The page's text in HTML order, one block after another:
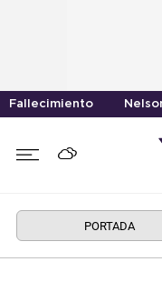
Fallecimiento
PORTADA